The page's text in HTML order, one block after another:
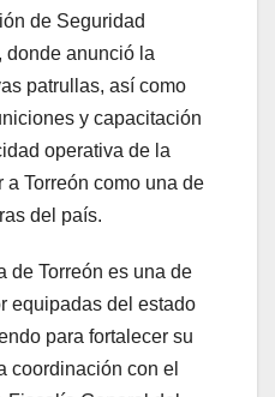
de Seguridad
donde anunció la
patrullas, así como
y capacitación
operativa de la
Torreón como una de
del país.
de Torreón es una de
equipadas del estado
para fortalecer su
coordinación con el